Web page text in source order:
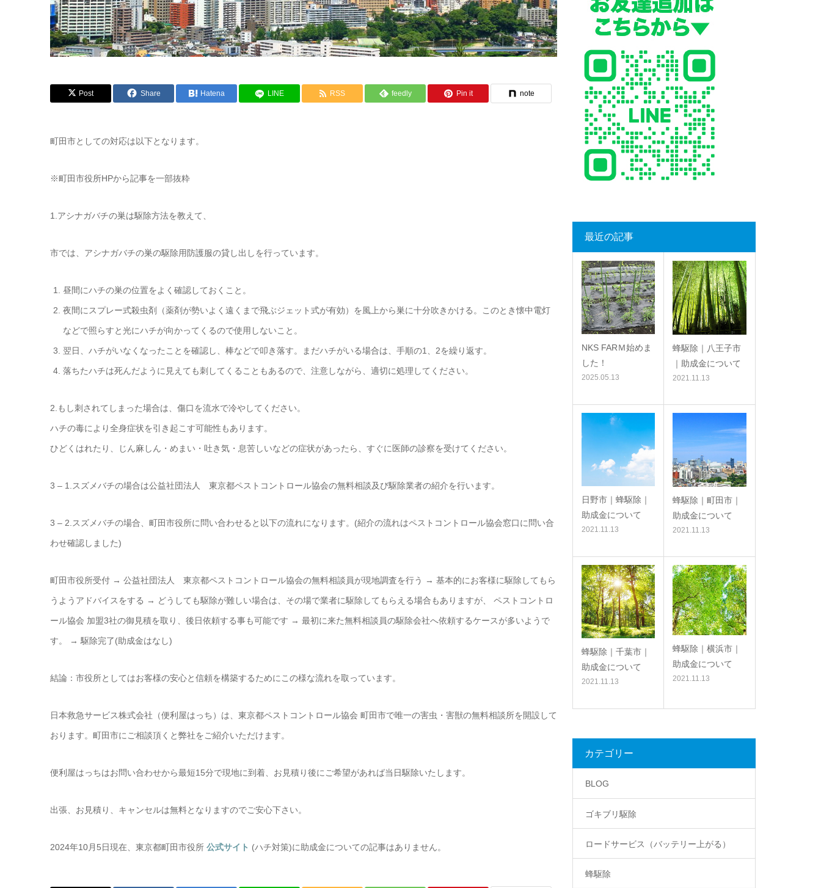
Post Share Hatena LINE RSS feedly Pin it note
町田市としての対応は以下となります。
※町田市役所HPから記事を一部抜粋
1.アシナガバチの巣は駆除方法を教えて、
市では、アシナガバチの巣の駆除用防護服の貸し出しを行っています。
昼間にハチの巣の位置をよく確認しておくこと。
夜間にスプレー式殺虫剤（薬剤が勢いよく遠くまで飛ぶジェット式が有効）を風上から巣に十分吹きかける。このとき懐中電灯
などで照らすと光にハチが向かってくるので使用しないこと。
翌日、ハチがいなくなったことを確認し、棒などで叩き落す。まだハチがいる場合は、手順の1、2を繰り返す。
落ちたハチは死んだように見えても刺してくることもあるので、注意しながら、適切に処理してください。
2.もし刺されてしまった場合は、傷口を流水で冷やしてください。
ハチの毒により全身症状を引き起こす可能性もあります。
ひどくはれたり、じん麻しん・めまい・吐き気・息苦しいなどの症状があったら、すぐに医師の診察を受けてください。
3 – 1.スズメバチの場合は公益社団法人 東京都ペストコントロール協会の無料相談及び駆除業者の紹介を行います。
3 – 2.スズメバチの場合、町田市役所に問い合わせると以下の流れになります。(紹介の流れはペストコントロール協会窓口に問い合
わせ確認しました)
町田市役所受付 → 公益社団法人 東京都ペストコントロール協会の無料相談員が現地調査を行う → 基本的にお客様に駆除してもら
うようアドバイスをする → どうしても駆除が難しい場合は、その場で業者に駆除してもらえる場合もありますが、 ペストコントロ
ール協会 加盟3社の御見積を取り、後日依頼する事も可能です → 最初に来た無料相談員の駆除会社へ依頼するケースが多いようで
す。 → 駆除完了(助成金はなし)
結論：市役所としてはお客様の安心と信頼を構築するためにこの様な流れを取っています。
日本救急サービス株式会社（便利屋はっち）は、東京都ペストコントロール協会 町田市で唯一の害虫・害獣の無料相談所を開設して
おります。町田市にご相談頂くと弊社をご紹介いただけます。
便利屋はっちはお問い合わせから最短15分で現地に到着、お見積り後にご希望があれば当日駆除いたします。
出張、お見積り、キャンセルは無料となりますのでご安心下さい。
2024年10月5日現在、東京都町田市役所 公式サイト (ハチ対策)に助成金についての記事はありません。
最近の記事
NKS FARＭ始めま
した！
2025.05.13
蜂駆除｜八王子市
｜助成金について
2021.11.13
日野市｜蜂駆除｜
助成金について
2021.11.13
蜂駆除｜町田市｜
助成金について
2021.11.13
蜂駆除｜千葉市｜
助成金について
2021.11.13
蜂駆除｜横浜市｜
助成金について
2021.11.13
カテゴリー
BLOG
ゴキブリ駆除
ロードサービス（バッテリー上がる）
蜂駆除